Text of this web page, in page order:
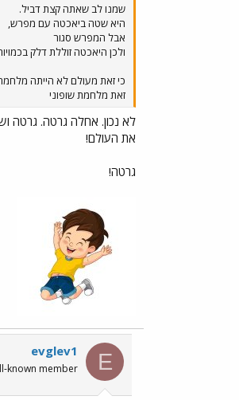
שמנו לב שאתה קצת דביל.
היא שטה ביאכטה עם מפרש,
אבל המפרש סגור
ולכן היאכטה זוללת דלק
כי זאת מעולם לא הייתה
זאת מלחמת שופוני
לא נכון. אחלה גרטה. גרטה
את העולם!
גרטה!
E
evglev1
known member